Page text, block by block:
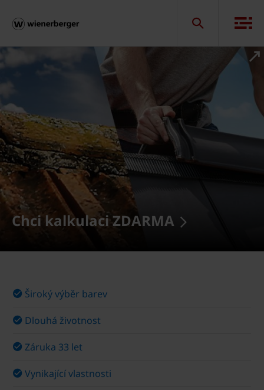
Chci kalkulaci ZDARMA
Široký výběr barev
Dlouhá životnost
Záruka 33 let
Vynikající vlastnosti